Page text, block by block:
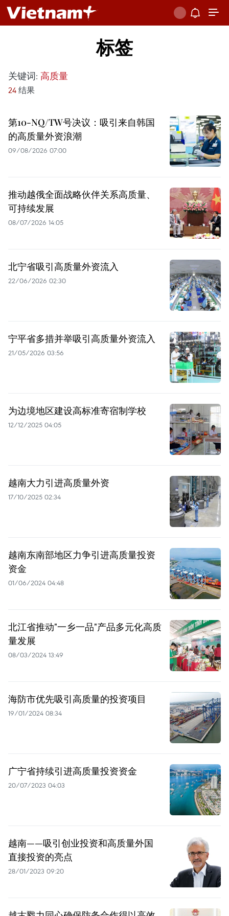
标签
关键词: 高质量
24 结果
第10-NQ/TW号决议：吸引来自韩国
的高质量外资浪潮
09/08/2026 07:00
推动越俄全面战略伙伴关系高质量、
可持续发展
08/07/2026 14:05
北宁省吸引高质量外资流入
22/06/2026 02:30
宁平省多措并举吸引高质量外资流入
21/05/2026 03:56
为边境地区建设高标准寄宿制学校
12/12/2025 04:05
越南大力引进高质量外资
17/10/2025 02:34
越南东南部地区力争引进高质量投资
资金
01/06/2024 04:48
北江省推动"一乡一品"产品多元化高质
量发展
08/03/2024 13:49
海防市优先吸引高质量的投资项目
19/01/2024 08:34
广宁省持续引进高质量投资资金
20/07/2023 04:03
越南——吸引创业投资和高质量外国
直接投资的亮点
28/01/2023 09:20